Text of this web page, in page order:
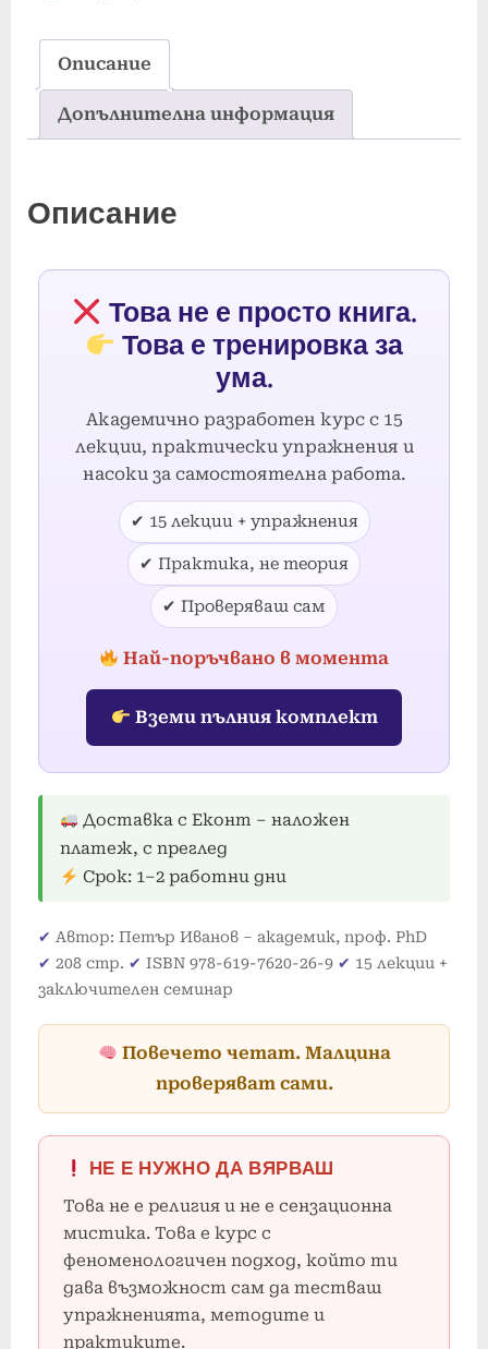
Описание
Допълнителна информация
Описание
Това не е просто книга.
Това е тренировка за
ума.
Академично разработен курс с 15
лекции, практически упражнения и
насоки за самостоятелна работа.
✔ 15 лекции + упражнения
✔ Практика, не теория
✔ Проверяваш сам
Най-поръчвано в момента
Вземи пълния комплект
Доставка с Еконт – наложен
платеж, с преглед
Срок: 1–2 работни дни
Автор: Петър Иванов – академик, проф. PhD
208 стр.
ISBN 978-619-7620-26-9
15 лекции +
заключителен семинар
Повечето четат. Малцина
проверяват сами.
НЕ Е НУЖНО ДА ВЯРВАШ
Това не е религия и не е сензационна
мистика. Това е курс с
феноменологичен подход, който ти
дава възможност сам да тестваш
упражненията, методите и
практиките.